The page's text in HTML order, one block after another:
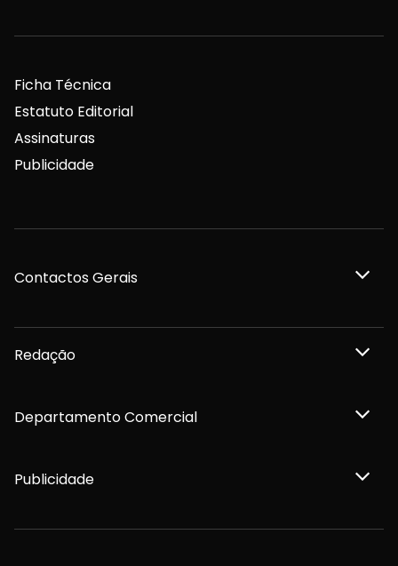
Ficha Técnica
Estatuto Editorial
Assinaturas
Publicidade
Contactos Gerais
Redação
Departamento Comercial
Publicidade